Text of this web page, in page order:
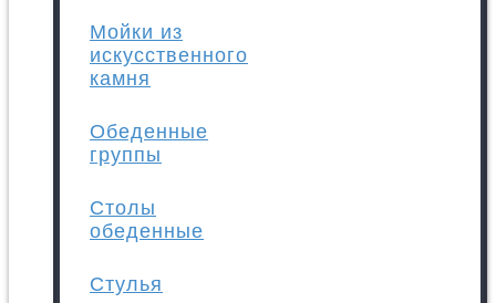
Мойки из
искусственного
камня
Обеденные
группы
Столы
обеденные
Стулья